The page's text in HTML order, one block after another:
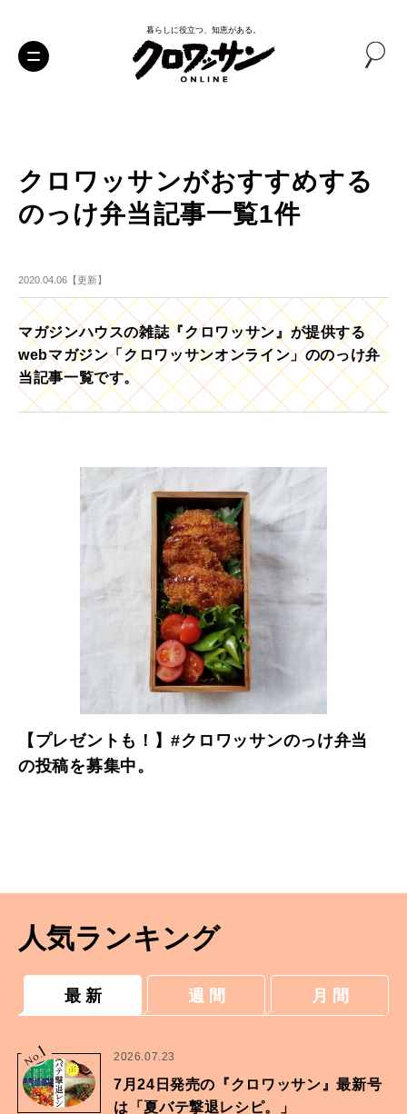
暮らしに役立つ、知恵がある。
クロワッサンがおすすめする
のっけ弁当記事一覧1件
2020.04.06【更新】
マガジンハウスの雑誌『クロワッサン』が提供する
webマガジン「クロワッサンオンライン」ののっけ弁
当記事一覧です。
【プレゼントも！】#クロワッサンのっけ弁当
の投稿を募集中。
人気ランキング
最 新 週 間 月 間
No.
1 2026.07.23
7月24日発売の『クロワッサン』最新号
は「夏バテ撃退レシピ。」